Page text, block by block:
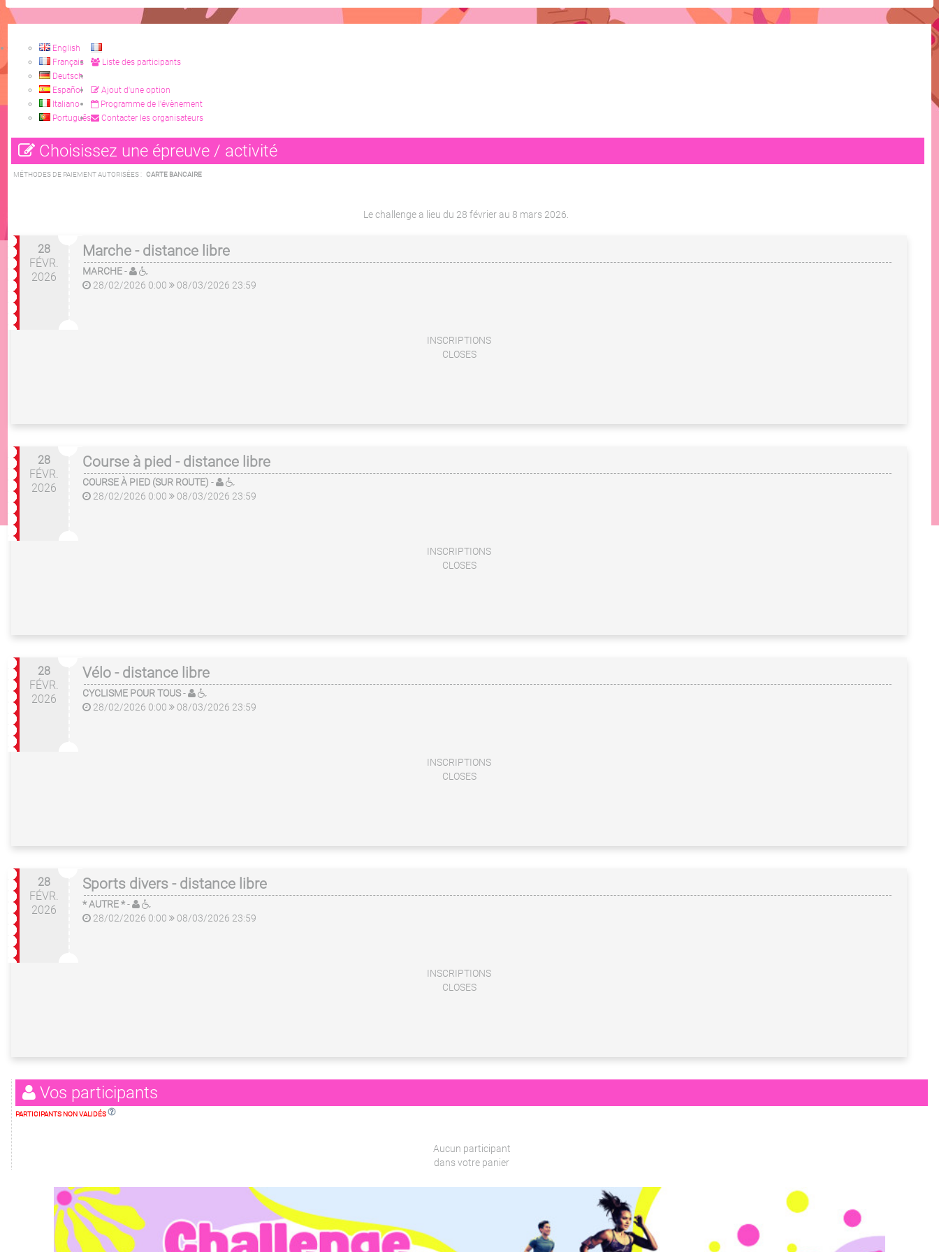
English
Français
Deutsch
Español
Italiano
Português
Liste des participants
Ajout d'une option
Programme de l'évènement
Contacter les organisateurs
Choisissez une épreuve / activité
MÉTHODES DE PAIEMENT AUTORISÉES : CARTE BANCAIRE
Le challenge a lieu du 28 février au 8 mars 2026.
28
FÉVR.
2026
Marche - distance libre
MARCHE-
28/02/2026 0:00
08/03/2026 23:59
INSCRIPTIONS
CLOSES
28
FÉVR.
2026
Course à pied - distance libre
COURSE À PIED (SUR ROUTE) -
28/02/2026 0:00
08/03/2026 23:59
INSCRIPTIONS
CLOSES
28
FÉVR.
2026
Vélo - distance libre
CYCLISME POUR TOUS-
28/02/2026 0:00
08/03/2026 23:59
INSCRIPTIONS
CLOSES
28
FÉVR.
2026
Sports divers - distance libre
* AUTRE *-
28/02/2026 0:00
08/03/2026 23:59
INSCRIPTIONS
CLOSES
Vos participants
PARTICIPANTS NON VALIDÉS
Aucun participant
dans votre panier